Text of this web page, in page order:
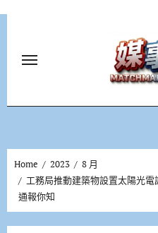
Home 2023
8 月
工務局推動建築物設置太陽光
通報你知